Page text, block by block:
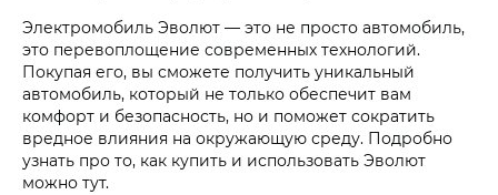
Электромобиль Эволют — это не просто автомобиль,
это перевоплощение современных технологий.
Покупая его, вы сможете получить уникальный
автомобиль, который не только обеспечит вам
комфорт и безопасность, но и поможет сократить
вредное влияния на окружающую среду. Подробно
узнать про то, как купить и использовать Эволют
можно тут.